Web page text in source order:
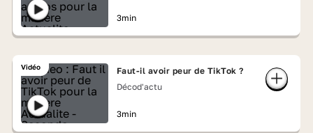
3min
Vidéo
Faut-il avoir peur de TikTok ?
Décod'actu
3min